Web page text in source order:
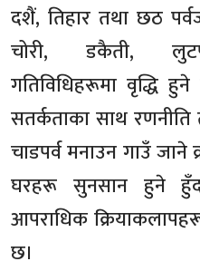
दशैं, तिहार तथा छठ
चोरी, डकैती,
गतिविधिहरूमा वृद्धि
सतर्कताका साथ रणनीति
चाडपर्व मनाउन गाउँ
घरहरू सुनसान हुने
आपराधिक
छ।